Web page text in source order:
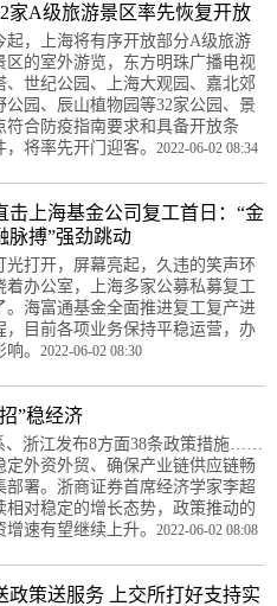
家A级旅游景区率先恢复开放
起，上海将有序开放部分A级旅游
区的室外游览，东方明珠广播电视
、世纪公园、上海大观园、嘉北郊
公园、辰山植物园等32家公园、景
符合防疫指南要求和具备开放条
，将率先开门迎客。 2022-06-02 08:34
击上海基金公司复工首日：“金
脉搏”强劲跳动
光打开，屏幕亮起，久违的笑声环
着办公室，上海多家公募私募复工
。海富通基金全面推进复工复产进
，目前各项业务保持平稳运营，办
。 2022-06-02 08:30
”稳经济
、浙江发布8方面38条政策措施……
外资外贸、确保产业链供应链畅
署。浙商证券首席经济学家李超
对稳定的增长态势，政策推动的
速有望继续上升。 2022-06-02 08:08
政策送服务 上交所打好支持实